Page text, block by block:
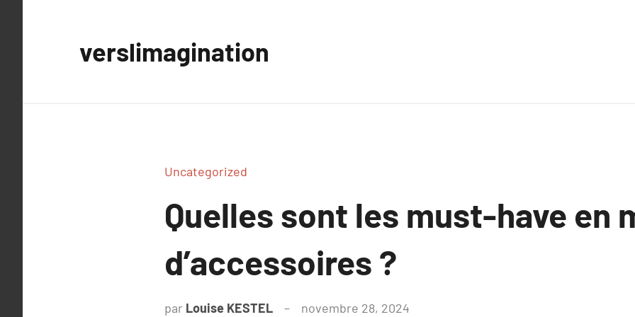
verslimagination
Uncategorized
Quelles sont les must-have en
d’accessoires ?
par Louise KESTEL novembre 28, 2024